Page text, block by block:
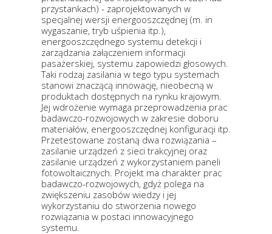
przystankach) - zaprojektowanych w
specjalnej wersji energooszczędnej (m. in
wygaszanie, tryb uśpienia itp.),
energooszczędnego systemu detekcji i
zarządzania załączeniem informacji
pasażerskiej, systemu zapowiedzi głosowych.
Taki rodzaj zasilania w tego typu systemach
stanowi znaczącą innowację, nieobecną w
produktach dostępnych na rynku krajowym.
Jej wdrożenie wymaga przeprowadzenia prac
badawczo-rozwojowych w zakresie doboru
materiałów, energooszczędnej konfiguracji itp.
Przetestowane zostaną dwa rozwiązania –
zasilanie urządzeń z sieci trakcyjnej oraz
zasilanie urządzeń z wykorzystaniem paneli
fotowoltaicznych. Projekt ma charakter prac
badawczo-rozwojowych, gdyż polega na
zwiększeniu zasobów wiedzy i jej
wykorzystaniu do stworzenia nowego
rozwiązania w postaci innowacyjnego
systemu.